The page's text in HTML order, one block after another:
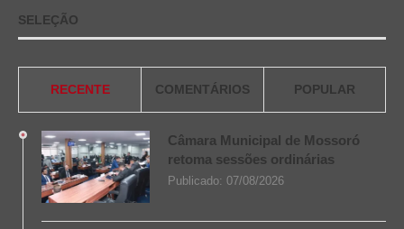
SELEÇÃO
RECENTE COMENTÁRIOS POPULAR
Câmara Municipal de Mossoró
retoma sessões ordinárias
Publicado: 07/08/2026